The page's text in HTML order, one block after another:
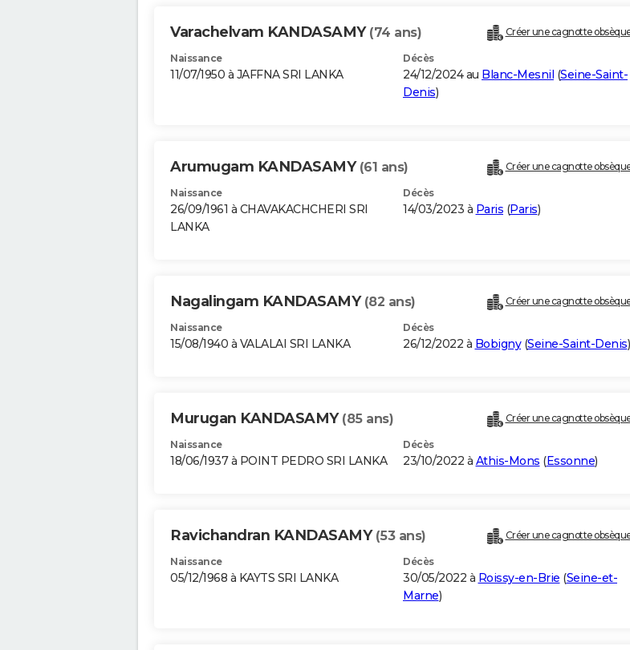
Varachelvam KANDASAMY (74 ans) Créer une cagnotte
Naissance
11/07/1950 à JAFFNA SRI LANKA
Décès
24/12/2024 au Blanc-Mesnil (Seine-Saint-
Denis)
Arumugam KANDASAMY (61 ans) Créer une cagnotte
Naissance
26/09/1961 à CHAVAKACHCHERI SRI
LANKA
Décès
14/03/2023 à Paris (Paris)
Nagalingam KANDASAMY (82 ans) Créer une cagnotte
Naissance
15/08/1940 à VALALAI SRI LANKA
Décès
26/12/2022 à Bobigny(Seine-Saint-Denis)
Murugan KANDASAMY (85 ans) Créer une cagnotte
Naissance
18/06/1937 à POINT PEDRO SRI LANKA
Décès
23/10/2022 à Athis-Mons (Essonne)
Ravichandran KANDASAMY (53 ans) Créer une cagnotte
Naissance
05/12/1968 à KAYTS SRI LANKA
Décès
30/05/2022 à Roissy-en-Brie (Seine-et-
Marne)